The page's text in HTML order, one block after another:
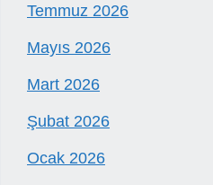
Temmuz 2026
Mayıs 2026
Mart 2026
Şubat 2026
Ocak 2026